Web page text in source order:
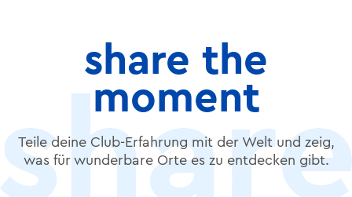
share the
moment
Teile deine Club-Erfahrung mit der Welt und zeig,
was für wunderbare Orte es zu entdecken gibt.